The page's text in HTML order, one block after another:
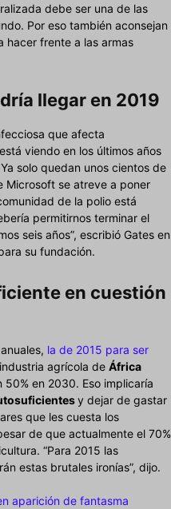
debe ser una de las
Por eso también aconsejan
hacer frente a las armas
llegar en 2019
que afecta
viendo en los últimos años
solo quedan unos cientos de
Microsoft se atreve a poner
de la polio está
permitirnos terminar el
seis años”, escribió Gates en
su fundación.
en cuestión
la de 2015 para ser
agrícola de África
en 2030. Eso implicaría
y dejar de gastar
que les cuesta los
de que actualmente el 70%
“Para 2015 las
estas brutales ironías”, dijo.
aparición de fantasma